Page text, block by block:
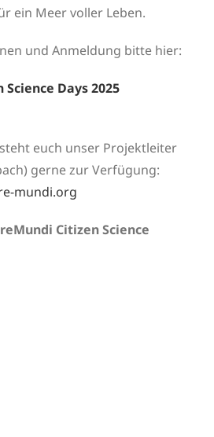
ein Meer voller Leben.
und Anmeldung bitte hier:
Days 2025
euch unser Projektleiter
gerne zur Verfügung:
mundi.org
Citizen Science